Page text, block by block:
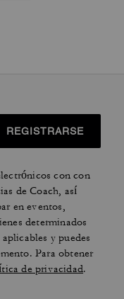
REGISTRARSE
con con
de Coach, así
en eventos,
determinados
y puedes
Para obtener
de privacidad.